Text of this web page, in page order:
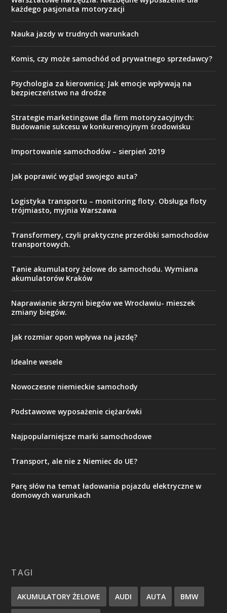
każdego pasjonata motoryzacji
Nauka jazdy w trudnych warunkach
Komis, czy może samochód od prywatnego sprzedawcy?
Psychologia za kierownicą: Jak emocje wpływają na
bezpieczeństwo na drodze
Strategie marketingowe dla firm motoryzacyjnych:
Budowanie sukcesu w konkurencyjnym środowisku
Importowanie samochodów – sierpień 2019
Jak poprawić wygląd swojego auta?
Logistyka transportu – monitoring floty. Obsługa floty
trójmiasto, myjnia Warszawa
Transformery, czyli praktyczne przeróbki samochodów
transportowych.
Tanie akumulatory żelowe do samochodu. Wymiana
akumulatorów Kraków
Naprawianie skrzyni biegów we Wrocławiu- mieszek
zmiany biegów.
Jak rozmiar opon wpływa na jazdę?
Idealne wesele
Nowoczesne niemieckie samochody
Podstawowe wyposażenie ciężarówki
Najpopularniejsze marki samochodowe
Transport, ale nie z Niemiec do UE?
Parę słów na temat ładowania pojazdu elektryczne w
domowych warunkach
TAGI
AKUMULATORY ŻELOWE AUDI AUTA BMW